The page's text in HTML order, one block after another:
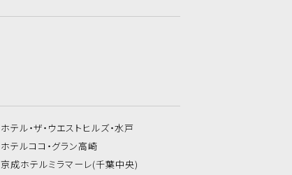
ホテル・ザ・ ウエストヒルズ・水戸
ホテルココ・グラン高崎
京成ホテルミラマーレ(千葉中央)